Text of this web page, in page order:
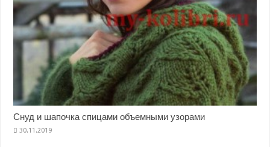
Снуд и шапочка спицами объемными узорами